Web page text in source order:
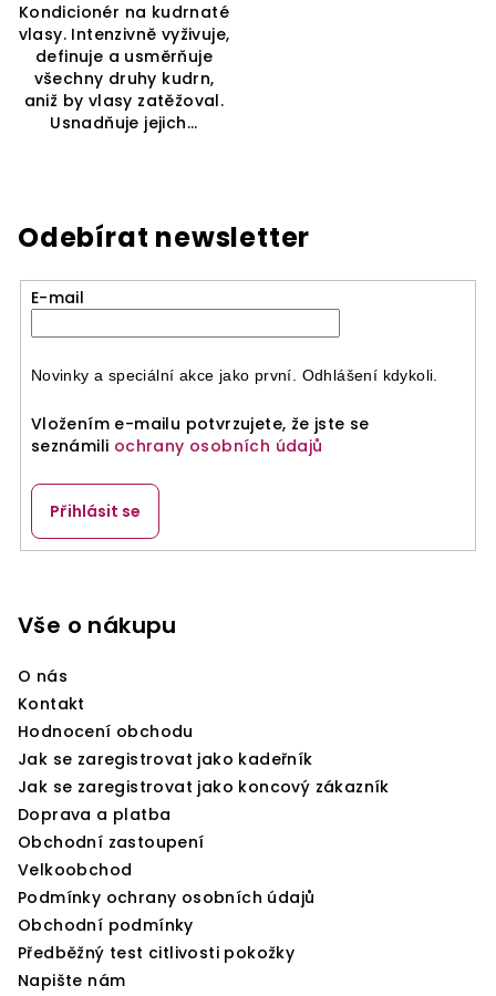
Kondicionér na kudrnaté
vlasy. Intenzivně vyživuje,
definuje a usměrňuje
všechny druhy kudrn,
aniž by vlasy zatěžoval.
Usnadňuje jejich...
Odebírat newsletter
E-mail
Novinky a speciální akce jako první. Odhlášení kdykoli.
Vložením e-mailu potvrzujete, že jste se
seznámili ochrany osobních údajů
Přihlásit se
Vše o nákupu
O nás
Kontakt
Hodnocení obchodu
Jak se zaregistrovat jako kadeřník
Jak se zaregistrovat jako koncový zákazník
Doprava a platba
Obchodní zastoupení
Velkoobchod
Podmínky ochrany osobních údajů
Obchodní podmínky
Předběžný test citlivosti pokožky
Napište nám